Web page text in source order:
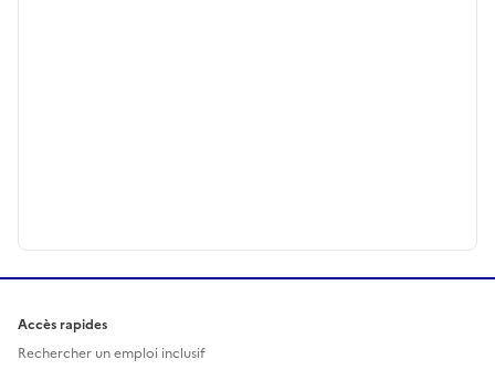
Accès rapides
Rechercher un emploi inclusif